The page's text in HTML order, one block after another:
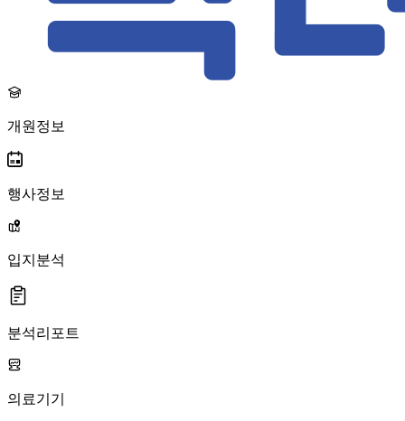
개원정보
행사정보
입지분석
분석리포트
의료기기